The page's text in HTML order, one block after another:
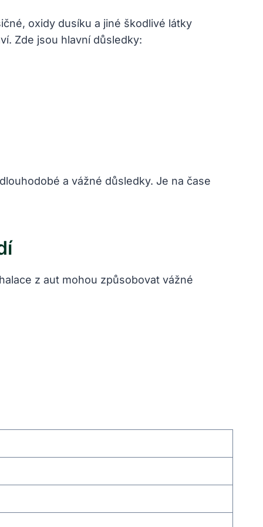
oxidy dusíku a jiné škodlivé látky
Zde jsou hlavní důsledky:
a vážné důsledky. Je na čase
z aut mohou způsobovat vážné